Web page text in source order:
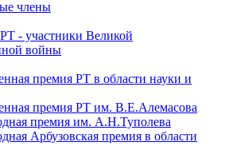
члены
- участники Великой
войны
премия РТ в области науки и
премия РТ им. В.Е.Алемасова
премия им. А.Н.Туполева
Арбузовская премия в области